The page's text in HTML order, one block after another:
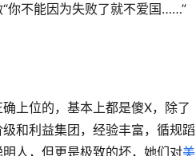
你不能因为失败了就不爱国……”
上位的，基本上都是傻X，除了
和利益集团，经验丰富，循规蹈
人，但更是极致的坏，她们对美